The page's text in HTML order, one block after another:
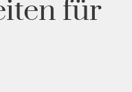
für